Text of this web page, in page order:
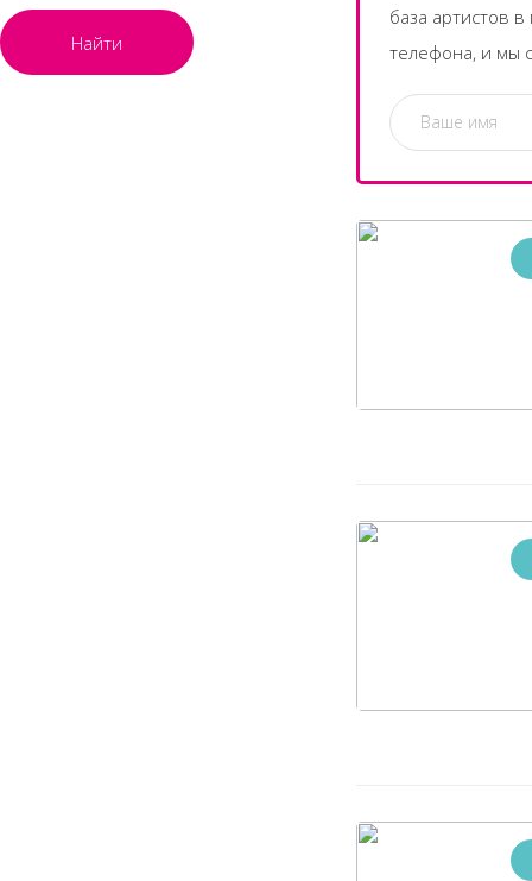
Найти
база артистов
телефона, и мы